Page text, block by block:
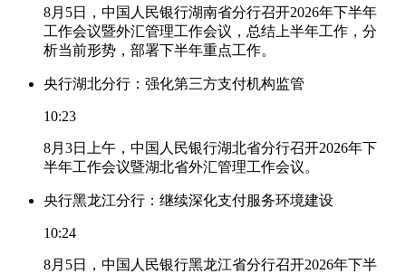
8月5日，中国人民银行湖南省分行召开2026年下半年
工作会议暨外汇管理工作会议，总结上半年工作，分
析当前形势，部署下半年重点工作。
央行湖北分行：强化第三方支付机构监管
10:23
8月3日上午，中国人民银行湖北省分行召开2026年下
半年工作会议暨湖北省外汇管理工作会议。
央行黑龙江分行：继续深化支付服务环境建设
10:24
8月5日，中国人民银行黑龙江省分行召开2026年下半